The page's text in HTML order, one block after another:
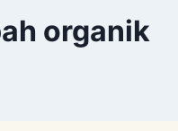
organik